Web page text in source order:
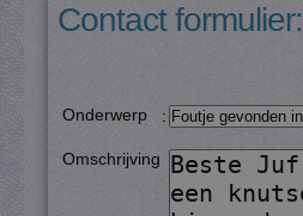
Contact formulier:
Onderwerp :
Omschrijving